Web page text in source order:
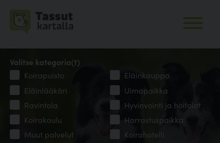
Valitse kategoria(t)
Koirapuisto
Eläinkauppa
Eläinlääkäri
Uimapaikka
Ravintola
Hyvinvointi ja hoitolat
Koirakoulu
Harrastuspaikka
Muut palvelut
Koirahotelli